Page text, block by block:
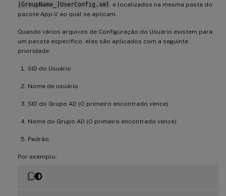
|GroupName_]UserConfig.xml
e localizados na mesma pasta do
pacote App-V ao qual se aplicam.
Quando vários arquivos de Configuração do Usuário existem para
um pacote específico, eles são aplicados com a seguinte
prioridade:
SID do Usuário
Nome de usuário
SID do Grupo AD (O primeiro encontrado vence)
Nome do Grupo AD (O primeiro encontrado vence)
Padrão
Por exemplo: